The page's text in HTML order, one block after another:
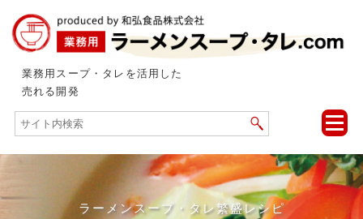
業務用スープ・タレを活用した
売れる開発
toggle
ラーメンスープ・タレ繁盛レシピ